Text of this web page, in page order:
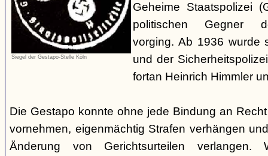
Siegel der Gestapo-Stelle Köln
Geheime Staatspolizei
politischen Gegner
vorging. Ab 1936 wurde
und der
fortan Heinrich Himmler
Die Gestapo konnte ohne jede Bindung an
vornehmen, eigenmächtig Strafen verhängen
Änderung von Gerichtsurteilen verlangen.